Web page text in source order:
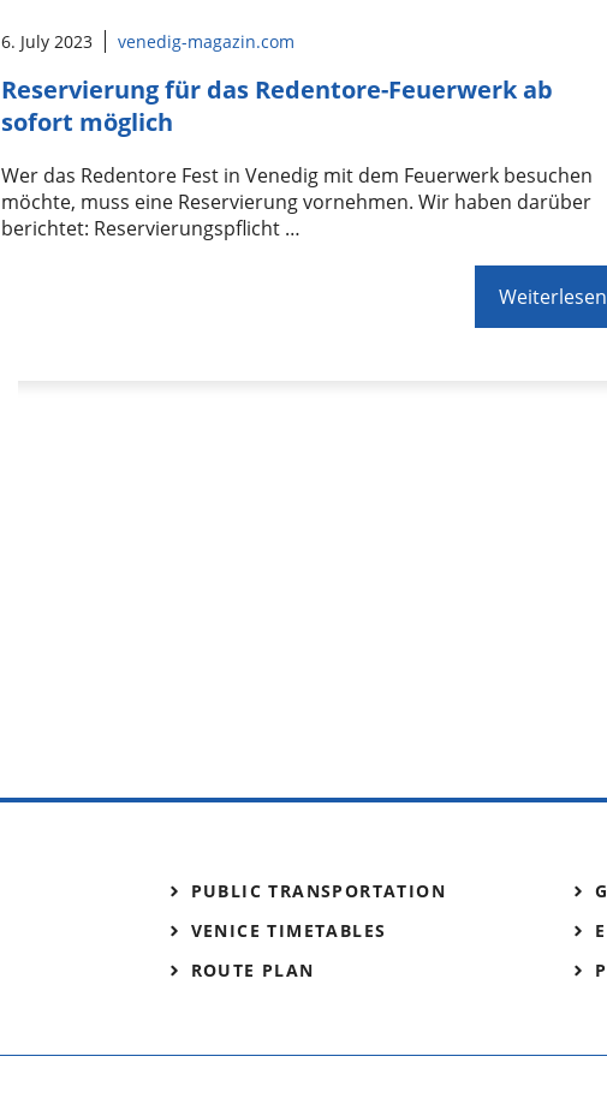
6. July 2023 venedig-magazin.com
Reservierung für das Redentore-Feuerwerk ab
sofort möglich
Wer das Redentore Fest in Venedig mit dem Feuerwerk besuchen
möchte, muss eine Reservierung vornehmen. Wir haben darüber
berichtet: Reservierungspflicht …
Weiterlesen
PUBLIC TRANSPORTATION
VENICE TIMETABLES
ROUTE PLAN